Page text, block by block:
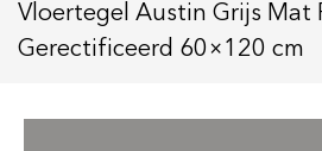
Vloertegel Austin Grijs Mat
Gerectificeerd 60×120 cm